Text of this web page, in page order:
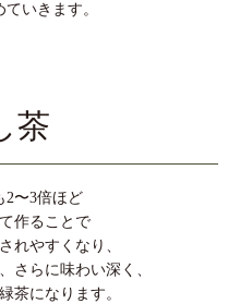
なギフトやお年賀に最適
菓子やお惣菜を取り揃え
供に、ぜひご賞味くださ
ら
いきます。
茶
2〜3倍ほど
作ることで
れやすくなり、
さらに味わい深く、
茶になります。